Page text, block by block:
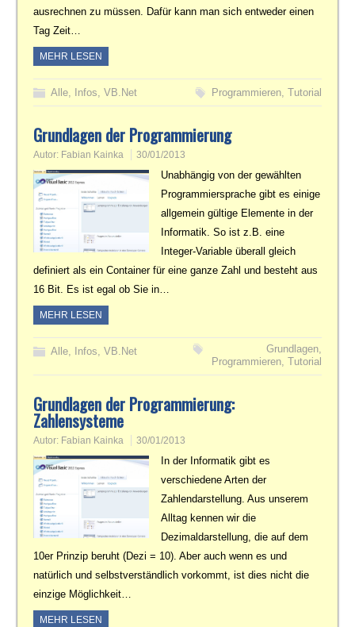
ausrechnen zu müssen. Dafür kann man sich entweder einen
Tag Zeit…
MEHR LESEN
Alle, Infos,VB.Net Programmieren, Tutorial
Grundlagen der Programmierung
Autor: Fabian Kainka 30/01/2013
Unabhängig von der gewählten
Programmiersprache gibt es einige
allgemein gültige Elemente in der
Informatik. So ist z.B. eine
Integer-Variable überall gleich
definiert als ein Container für eine ganze Zahl und besteht aus
16 Bit. Es ist egal ob Sie in…
MEHR LESEN
Alle, Infos,VB.Net Grundlagen,
Programmieren, Tutorial
Grundlagen der Programmierung:
Zahlensysteme
Autor: Fabian Kainka 30/01/2013
In der Informatik gibt es
verschiedene Arten der
Zahlendarstellung. Aus unserem
Alltag kennen wir die
Dezimaldarstellung, die auf dem
10er Prinzip beruht (Dezi = 10). Aber auch wenn es und
natürlich und selbstverständlich vorkommt, ist dies nicht die
einzige Möglichkeit…
MEHR LESEN